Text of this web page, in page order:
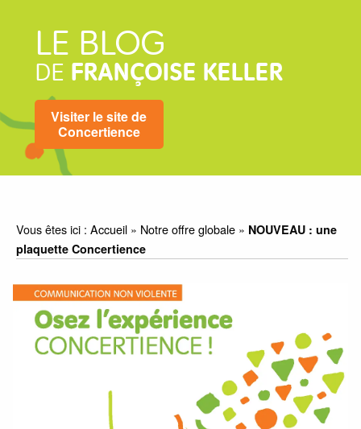
LE BLOG
DE FRANÇOISE KELLER
Visiter le site de
Concertience
Vous êtes ici :Accueil » Notre offre globale » NOUVEAU : une
plaquette Concertience